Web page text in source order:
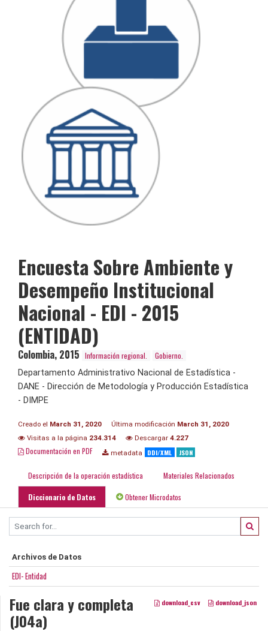
Encuesta Sobre Ambiente y
Desempeño Institucional
Nacional - EDI - 2015
(ENTIDAD)
Colombia, 2015 Información regional.
Gobierno.
Departamento Administrativo Nacional de Estadística -
DANE - Dirección de Metodología y Producción Estadística
- DIMPE
Creado el March 31, 2020 Última modificación March 31, 2020
Visitas a la página 234.314 Descargar 4.227
Documentación en PDF metadata DDI/XML JSON
Descripción de la operación estadística Materiales Relacionados
Diccionario de Datos Obtener Microdatos
Archivos de Datos
EDI- Entidad
download_csv download_json
Fue clara y completa
(J04a)